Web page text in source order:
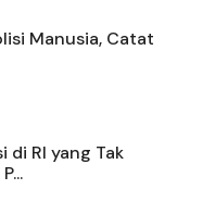
Manusia, Catat
di RI yang Tak